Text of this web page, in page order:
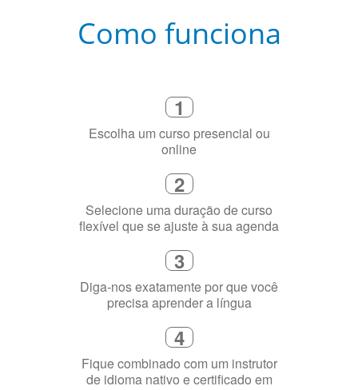
1
Escolha um curso presencial ou
online
2
Selecione uma duração de curso
flexível que se ajuste à sua agenda
3
Diga-nos exatamente por que você
precisa aprender a língua
4